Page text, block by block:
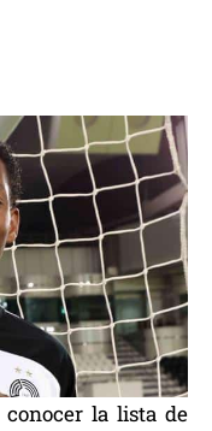
la lista de